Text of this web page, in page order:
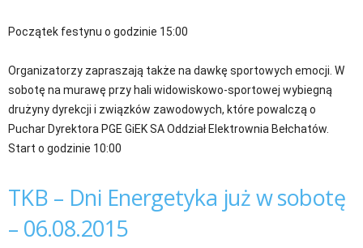
Początek festynu o godzinie 15:00
Organizatorzy zapraszają także na dawkę sportowych emocji. W
sobotę na murawę przy hali widowiskowo-sportowej wybiegną
drużyny dyrekcji i związków zawodowych, które powalczą o
Puchar Dyrektora PGE GiEK SA Oddział Elektrownia Bełchatów.
Start o godzinie 10:00
TKB – Dni Energetyka już w sobotę
– 06.08.2015